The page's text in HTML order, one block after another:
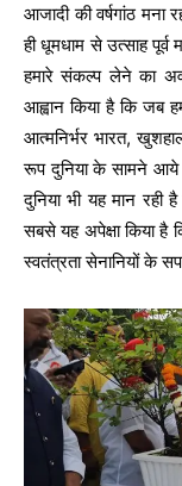
आजादी की वर्षगांठ
ही धूमधाम से उत्साह
हमारे संकल्प लेने का
आह्वान किया है कि जब
आत्मनिर्भर भारत,
रूप दुनिया के सामने
दुनिया भी यह मान रही
सबसे यह अपेक्षा किया
स्वतंत्रता सेनानियों के